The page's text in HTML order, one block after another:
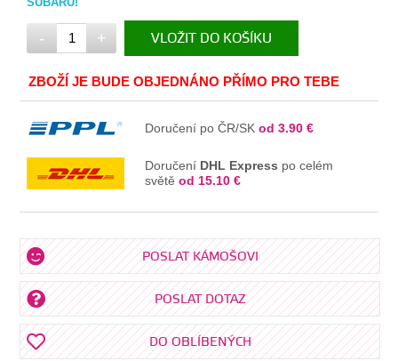
- + VLOŽIT DO KOŠÍKU
V KOŠÍKU
ZBOŽÍ JE BUDE OBJEDNÁNO PŘÍMO PRO TEBE
Doručení po ČR/SKod 3.90 €
Doručení DHL Express po celém
světěod 15.10 €
POSLAT KÁMOŠOVI
POSLAT DOTAZ
DO OBLÍBENÝCH